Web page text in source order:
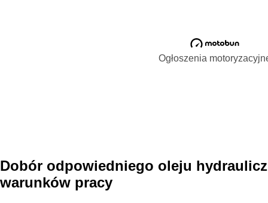
Ogłoszenia
Dobór odpowiedniego oleju
warunków pracy